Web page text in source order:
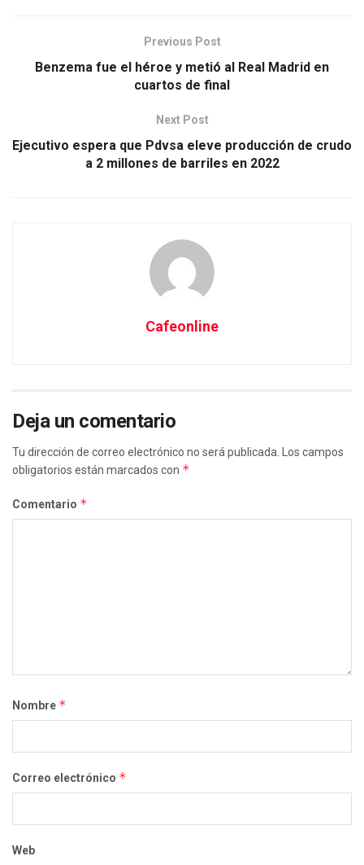
Previous Post
Benzema fue el héroe y metió al Real Madrid en
cuartos de final
Next Post
Ejecutivo espera que Pdvsa eleve producción de crudo
a 2 millones de barriles en 2022
Cafeonline
Deja un comentario
Tu dirección de correo electrónico no será publicada.
Los campos
obligatorios están marcados con *
Comentario *
Nombre *
Correo electrónico *
Web